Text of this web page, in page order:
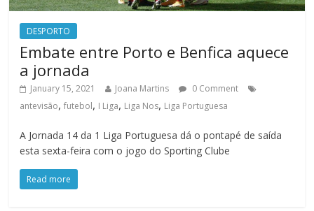
DESPORTO
Embate entre Porto e Benfica aquece
a jornada
January 15, 2021 Joana Martins
0 Comment
antevisão,futebol, I Liga, Liga Nos, Liga Portuguesa
A Jornada 14 da 1 Liga Portuguesa dá o pontapé de saída
esta sexta-feira com o jogo do Sporting Clube
Read more